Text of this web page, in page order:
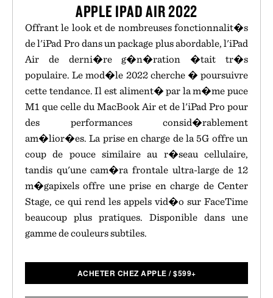
APPLE IPAD AIR 2022
Offrant le look et de nombreuses fonctionnalit�s
de l'iPad Pro dans un package plus abordable, l'iPad
Air de derni�re g�n�ration �tait tr�s
populaire. Le mod�le 2022 cherche � poursuivre
cette tendance. Il est aliment� par la m�me puce
M1 que celle du MacBook Air et de l'iPad Pro pour
des performances consid�rablement
am�lior�es. La prise en charge de la 5G offre un
coup de pouce similaire au r�seau cellulaire,
tandis qu'une cam�ra frontale ultra-large de 12
m�gapixels offre une prise en charge de Center
Stage, ce qui rend les appels vid�o sur FaceTime
beaucoup plus pratiques. Disponible dans une
gamme de couleurs subtiles.
ACHETER CHEZ APPLE /$599+